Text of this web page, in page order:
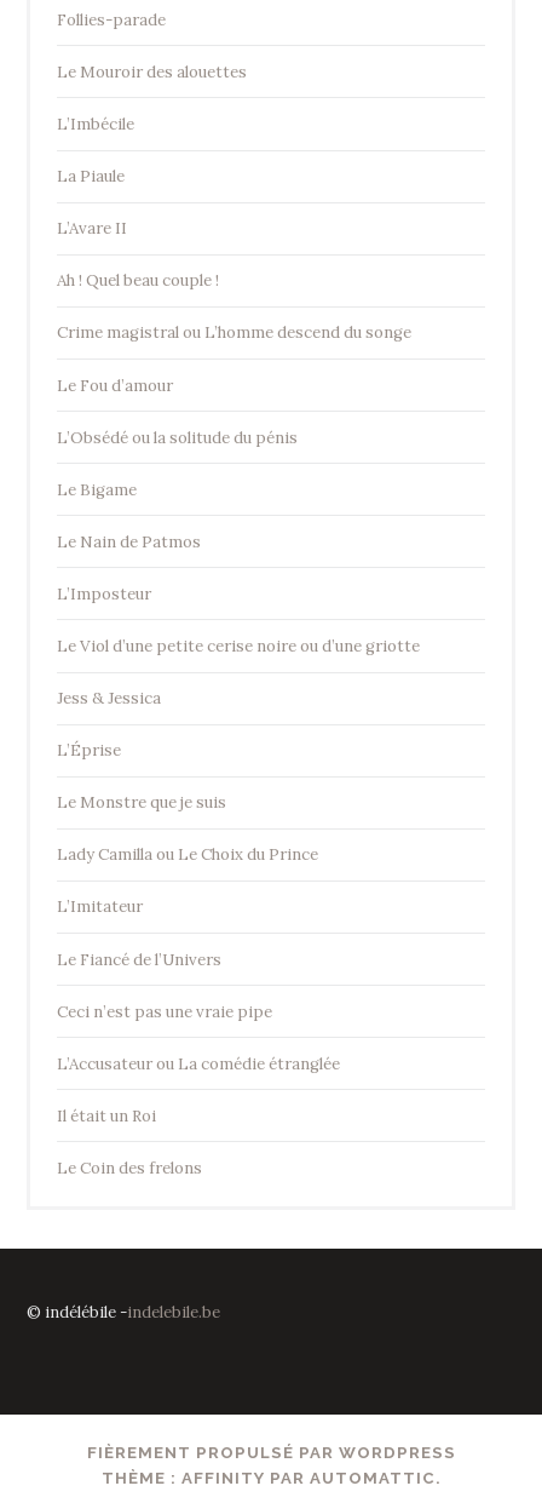
Follies-parade
Le Mouroir des alouettes
L’Imbécile
La Piaule
L’Avare II
Ah ! Quel beau couple !
Crime magistral ou L’homme descend du songe
Le Fou d’amour
L’Obsédé ou la solitude du pénis
Le Bigame
Le Nain de Patmos
L’Imposteur
Le Viol d’une petite cerise noire ou d’une griotte
Jess & Jessica
L’Éprise
Le Monstre que je suis
Lady Camilla ou Le Choix du Prince
L’Imitateur
Le Fiancé de l’Univers
Ceci n’est pas une vraie pipe
L’Accusateur ou La comédie étranglée
Il était un Roi
Le Coin des frelons
© indélébile -indelebile.be
FIÈREMENT PROPULSÉ PAR WORDPRESS
THÈME : AFFINITY PAR AUTOMATTIC .